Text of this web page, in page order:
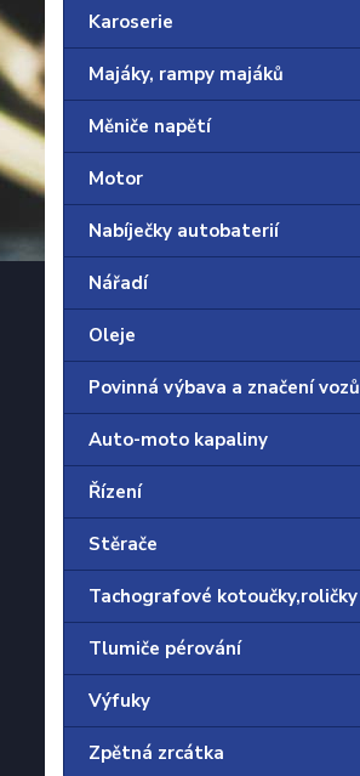
Karoserie
Majáky, rampy majáků
Měniče napětí
Motor
Nabíječky autobaterií
Nářadí
Oleje
Povinná výbava a značení vozů
Auto-moto kapaliny
Řízení
Stěrače
Tachografové kotoučky,roličky
Tlumiče pérování
Výfuky
Zpětná zrcátka